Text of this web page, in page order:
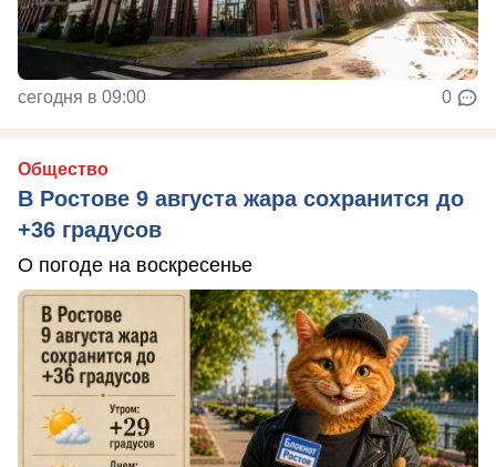
сегодня в 09:00 0
Общество
В Ростове 9 августа жара сохранится до
+36 градусов
О погоде на воскресенье